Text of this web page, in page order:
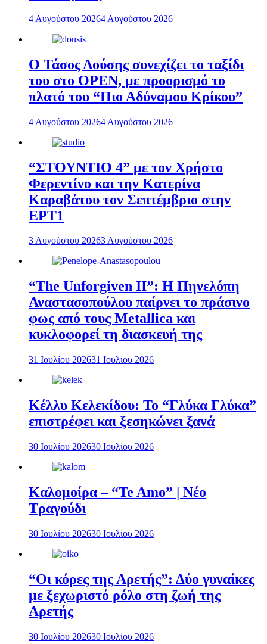
4 Αυγούστου 20264 Αυγούστου 2026
Ο Τάσος Δούσης συνεχίζει το ταξίδι
του στο OPEN, με προορισμό το
πλατό του “Πιο Αδύναμου Κρίκου”
4 Αυγούστου 20264 Αυγούστου 2026
“ΣΤΟΥΝΤΙΟ 4” με τον Χρήστο
Φερεντίνο και την Κατερίνα
Καραβάτου τον Σεπτέμβριο στην
ΕΡΤ1
3 Αυγούστου 20263 Αυγούστου 2026
“The Unforgiven II”: Η Πηνελόπη
Αναστασοπούλου παίρνει το πράσινο
φως από τους Metallica και
κυκλοφορεί τη διασκευή της
31 Ιουλίου 202631 Ιουλίου 2026
Κέλλυ Κελεκίδου: Το “Γλύκα Γλύκα”
επιστρέφει και ξεσηκώνει ξανά
30 Ιουλίου 202630 Ιουλίου 2026
Καλομοίρα – “Te Amo” | Νέο
Τραγούδι
30 Ιουλίου 202630 Ιουλίου 2026
“Οι κόρες της Αρετής”: Δύο γυναίκες
με ξεχωριστό ρόλο στη ζωή της
Αρετής
30 Ιουλίου 202630 Ιουλίου 2026